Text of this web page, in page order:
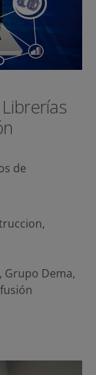
de
,
Grupo Dema,